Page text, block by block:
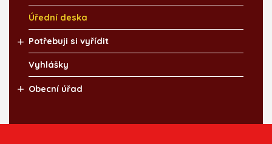
Úřední deska
Potřebuji si vyřídit
Vyhlášky
Obecní úřad